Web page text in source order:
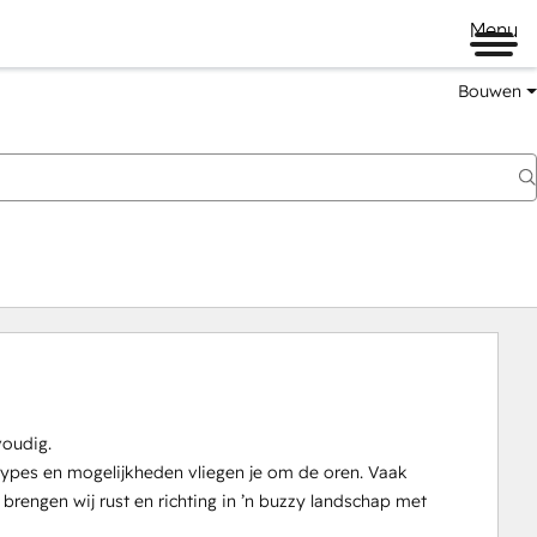
Menu
Bouwen
en mogelijkheden vliegen je om de oren. Vaak
wij rust en richting in ’n buzzy landschap met